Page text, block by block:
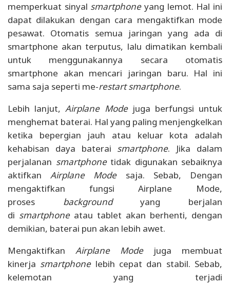
memperkuat sinyal smartphoneyang lemot. Hal ini
dapat dilakukan dengan cara mengaktifkan mode
pesawat. Otomatis semua jaringan yang ada di
smartphone akan terputus, lalu dimatikan kembali
untuk menggunakannya secara otomatis
smartphone akan mencari jaringan baru. Hal ini
sama saja seperti me-restart smartphone.
Lebih lanjut,Airplane Modejuga berfungsi untuk
menghemat baterai. Hal yang paling menjengkelkan
ketika bepergian jauh atau keluar kota adalah
kehabisan daya baterai smartphone. Jika dalam
perjalanan smartphonetidak digunakan sebaiknya
aktifkanAirplane Modesaja. Sebab, Dengan
mengaktifkan fungsi Airplane Mode,
proses backgroundyang berjalan
di smartphoneatau tablet akan berhenti, dengan
demikian, baterai pun akan lebih awet.
Mengaktifkan Airplane Modejuga membuat
kinerja smartphonelebih cepat dan stabil. Sebab,
kelemotan yang terjadi